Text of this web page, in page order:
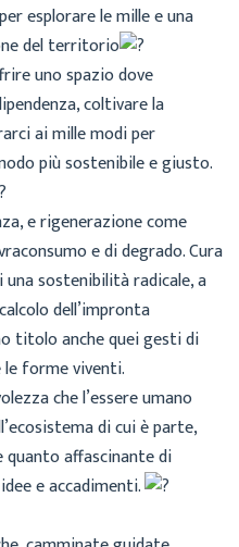
esplorare le mille e una
del territorio
uno spazio dove
coltivare la
ai mille modi per
più sostenibile e giusto.
e rigenerazione come
e di degrado. Cura
sostenibilità radicale, a
dell’impronta
titolo anche quei gesti di
forme viventi.
che l’essere umano
di cui è parte,
affascinante di
e accadimenti.